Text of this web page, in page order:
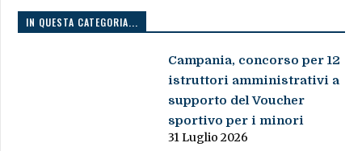
IN QUESTA CATEGORIA...
Campania, concorso per 12
istruttori amministrativi a
supporto del Voucher
sportivo per i minori
31 Luglio 2026